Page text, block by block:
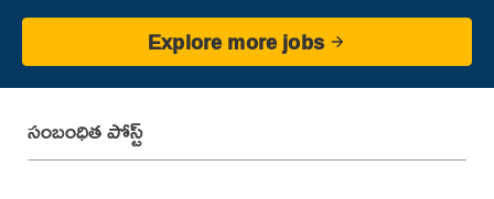
Explore more jobs
సంబంధిత పోస్ట్